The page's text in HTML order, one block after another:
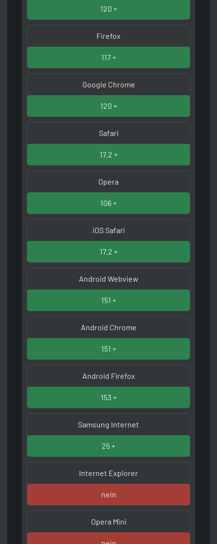
Internet Explorer
nein
120 +
Firefox
117 +
Google Chrome
120 +
Safari
17.2 +
Opera
106 +
iOS Safari
17.2 +
Opera Mini
Android Webview
151 +
Android Chrome
151 +
Android Firefox
153 +
Samsung Internet
25 +